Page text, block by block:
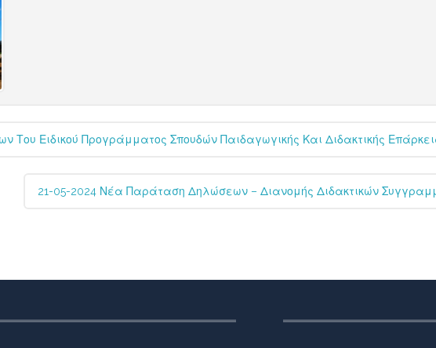
Ειδικού Προγράμματος Σπουδών Παιδαγωγικής Και Διδακτικής
21-05-2024 Νέα Παράταση Δηλώσεων – Διανομής Διδακτικών